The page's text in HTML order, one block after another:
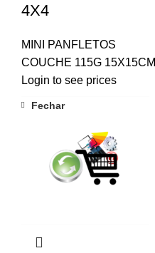
4X4
MINI PANFLETOS
COUCHE 115G 15X15CM
Login to see prices
Fechar